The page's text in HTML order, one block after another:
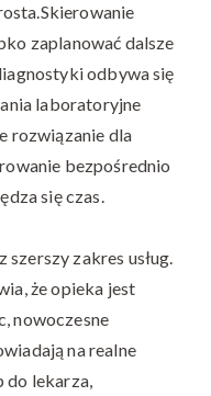
zaplanować dalsze
odbywa się
laboratoryjne
rozwiązanie dla
bezpośrednio
się czas.
zakres usług.
że opieka jest
nowoczesne
na realne
do lekarza,